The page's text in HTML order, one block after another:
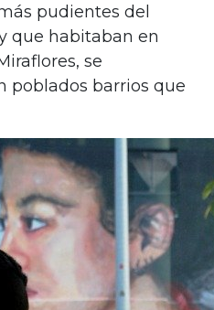
pudientes del
que habitaban en
se
poblados barrios que